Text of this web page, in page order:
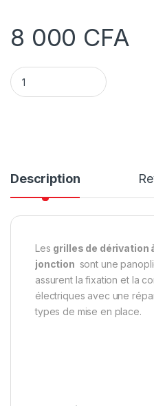
8 000 CFA
Grille de dérivation D35 mm²
Description
Les grilles de dérivation
jonction sont une
assurent la fixation et la
électriques avec une
types de mise en place.